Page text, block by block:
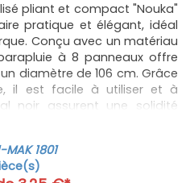
pliant et compact "Nouka"
pratique et élégant, idéal
Conçu avec un matériau
à 8 panneaux offre
diamètre de 106 cm. Grâce
il est facile à utiliser et à
noir assurent une solidité
avec fermeture velcro
lorsqu'il est plié. Le
d'un cordon et d'une
touche naturelle et
-MAK 1801